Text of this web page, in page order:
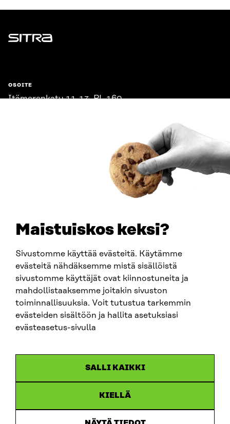
Maistuiskos keksi?
Sivustomme käyttää evästeitä. Käytämme
evästeitä nähdäksemme mistä sisällöistä
sivustomme käyttäjät ovat kiinnostuneita ja
mahdollistaaksemme joitakin sivuston
toiminnallisuuksia. Voit tutustua tarkemmin
evästeiden sisältöön ja hallita asetuksiasi
evästeasetus-sivulla
SALLI KAIKKI
KIELLÄ
Sitra
OSOITE
Itämerenkatu 11-13, PL 160,
SITRA SOSIAALISESSA MEDIASSA
LinkedIn
Instagram
YouTube